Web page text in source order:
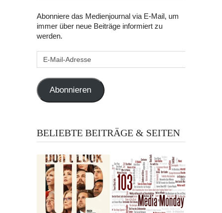
Abonniere das Medienjournal via E-Mail, um
immer über neue Beiträge informiert zu
werden.
Abonnieren
BELIEBTE BEITRÄGE & SEITEN